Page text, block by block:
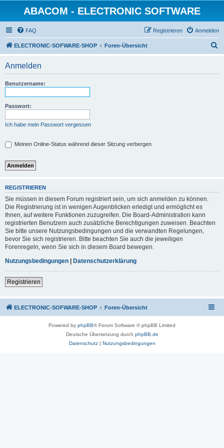
ABACOM - ELECTRONIC SOFTWARE
FAQ Anmelden
Registrieren
ELECTRONIC-SOFWARE-SHOP Foren-Übersicht
Anmelden
Benutzername:
Passwort:
Ich habe mein Passwort vergessen
Meinen Online-Status während dieser Sitzung verbergen
REGISTRIEREN
Sie müssen in diesem Forum registriert sein, um sich anmelden zu können.
Die Registrierung ist in wenigen Augenblicken erledigt und ermöglicht es
Ihnen, auf weitere Funktionen zuzugreifen. Die Board-Administration kann
registrierten Benutzern auch zusätzliche Berechtigungen zuweisen. Beachten
Sie bitte unsere Nutzungsbedingungen und die verwandten Regelungen,
bevor Sie sich registrieren. Bitte beachten Sie auch die jeweiligen
Forenregeln, wenn Sie sich in diesem Board bewegen.
Nutzungsbedingungen
Datenschutzerklärung
Registrieren
ELECTRONIC-SOFWARE-SHOP Foren-Übersicht
Powered by phpBB® Forum Software © phpBB Limited
Deutsche Übersetzung durch phpBB.de
Datenschutz| Nutzungsbedingungen